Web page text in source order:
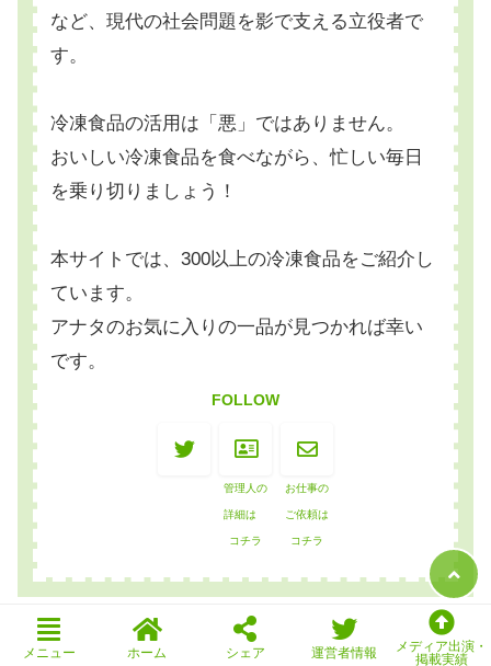
など、現代の社会問題を影で支える立役者で
す。
冷凍食品の活用は「悪」ではありません。
おいしい冷凍食品を食べながら、忙しい毎日
を乗り切りましょう！
本サイトでは、300以上の冷凍食品をご紹介し
ています。
アナタのお気に入りの一品が見つかれば幸い
です。
FOLLOW
管理人の
詳細は
コチラ
お仕事の
ご依頼は
コチラ
メニュー ホーム シェア 運営者情報
メディア出演・
掲載実績